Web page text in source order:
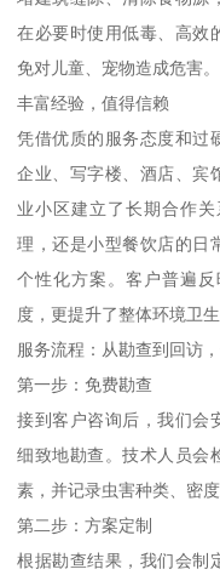
在必要时使用低毒、高效
免对儿童、宠物造成危害。
丰富经验，值得信赖
凭借优质的服务态度和过
企业、写字楼、酒店、宾
业小区建立了长期合作
理，还是小型餐饮店的日
个性化方案。客户普遍
度，更提升了整体环境卫生
服务流程：从勘查到回访
第一步：免费勘查
接到客户咨询后，我们会
细致地勘查。技术人员会
素，并记录虫害种类、密度
第二步：方案定制
根据勘查结果，我们会制